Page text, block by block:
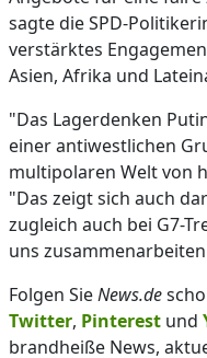
sagte die SPD-
verstärktes
Asien, Afrika und
"Das Lagerdenken
einer antiwestlichen
multipolaren Welt von
"Das zeigt sich auch
zugleich auch bei G7-
uns
Folgen SieNews.de
Twitter, Pinterest und
brandheiße News,